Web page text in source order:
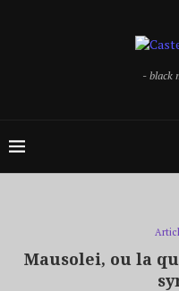
- black
Mausolei, ou la